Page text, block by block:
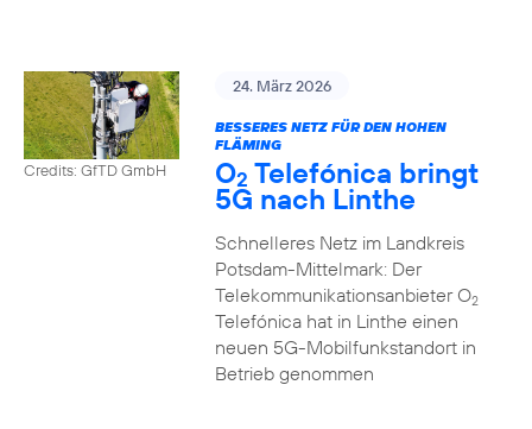
Credits: GfTD GmbH
24. März 2026
BESSERES NETZ FÜR DEN HOHEN
FLÄMING
O2 Telefónica bringt
5G nach Linthe
Schnelleres Netz im Landkreis
Potsdam-Mittelmark: Der
Telekommunikationsanbieter O2
Telefónica hat in Linthe einen
neuen 5G-Mobilfunkstandort in
Betrieb genommen